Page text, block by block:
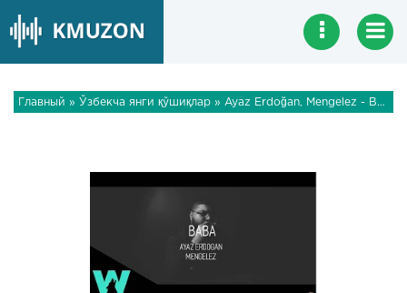
Главный » Ўзбекча янги қўшиқлар » Ayaz Erdoğan, Mengelez - Baba